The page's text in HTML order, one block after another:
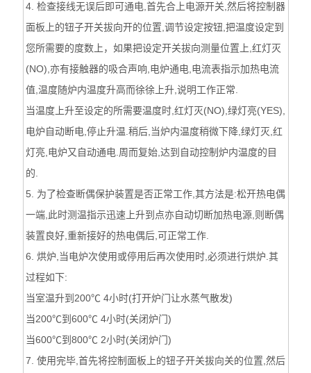
4. 检查接线无误后即可通电,首先合上电源开关,然后将控制器
面板上的钮子开关拔向开的位置,调节设定按钮,把温度设定到
您所需要的度数上，如果把设定开关拔向测量位置上,红灯灭
(NO),亦有接触器的吸合声响,电炉通电,电流表指示加热电流
值,温度随炉内温度升高而徐徐上升,说明工作正常.
当温度上升至设定的所需要温度时,红灯灭(NO),绿灯亮(YES),
电炉自动断电,停止升温.稍后,当炉内温度稍微下降,绿灯灭,红
灯亮,电炉又自动通电.周而复始,达到自动控制炉内温度的目
的.
5. 为了检查断偶保护装置是否正常工作,其方法是:松开热电偶
一端,此时测温指示迅速上升到点亦自动切断加热电源,则断偶
装置良好,重新接好的热电偶后,可正常工作.
6. 烘炉,当电炉次使用或停用后再次使用时,必须进行烘炉.其
过程如下:
当室温升到200℃ 4小时(打开炉门让水蒸气散发)
当200℃到600℃ 4小时(关闭炉门)
当600℃到800℃ 2小时(关闭炉门)
7. 使用完毕,首先将控制面板上的钮子开关拔向关的位置,然后